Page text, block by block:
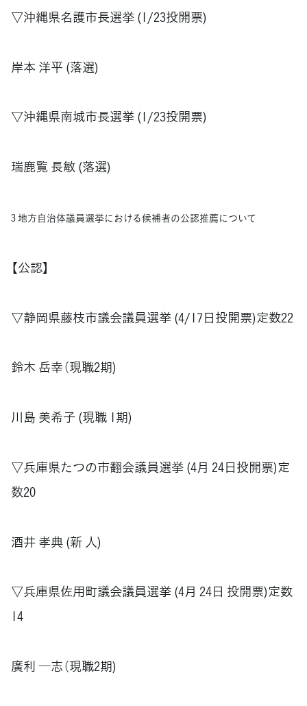
▽沖縄県名護市長選挙 (1/23投開票)
岸本 洋平 (落選)
▽沖縄県南城市長選挙 (1/23投開票)
瑞鹿覧 長敏 (落選)
3 地方自治体議員選挙における候補者の公認推薦について
【公認】
▽静岡県藤枝市議会議員選挙 (4/17日投開票)定数22
鈴木 岳幸（現職2期)
川島 美希子 (現職 1期)
▽兵庫県たつの市翻会議員選挙 (4月 24日投開票)定
数20
酒井 孝典 (新 人)
▽兵庫県佐用町議会議員選挙 (4月 24日 投開票)定数
14
廣利 ―志（現職2期)